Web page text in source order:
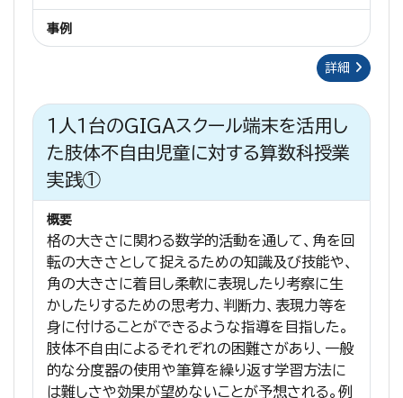
事例
詳細
１人１台のGIGAスクール端末を活用し
た肢体不自由児童に対する算数科授業
実践①
概要
格の大きさに関わる数学的活動を通して、角を回
転の大きさとして捉えるための知識及び技能や、
角の大きさに着目し柔軟に表現したり考察に生
かしたりするための思考力、判断力、表現力等を
身に付けることができるような指導を目指した。
肢体不自由によるそれぞれの困難さがあり、一般
的な分度器の使用や筆算を繰り返す学習方法に
は難しさや効果が望めないことが予想される。例